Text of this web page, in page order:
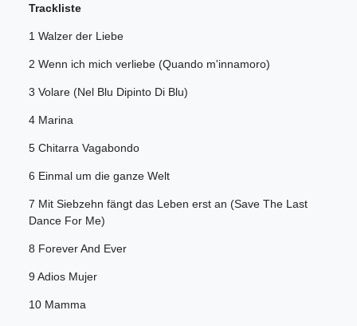
Trackliste
1 Walzer der Liebe
2 Wenn ich mich verliebe (Quando m'innamoro)
3 Volare (Nel Blu Dipinto Di Blu)
4 Marina
5 Chitarra Vagabondo
6 Einmal um die ganze Welt
7 Mit Siebzehn fängt das Leben erst an (Save The Last
Dance For Me)
8 Forever And Ever
9 Adios Mujer
10 Mamma